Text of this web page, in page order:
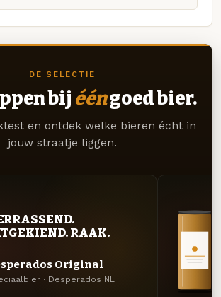
DE SELECTIE
bij ééngoed bier.
en ontdek welke bieren écht in
jouw straatje liggen.
RAAK.
Original
· Desperados NL